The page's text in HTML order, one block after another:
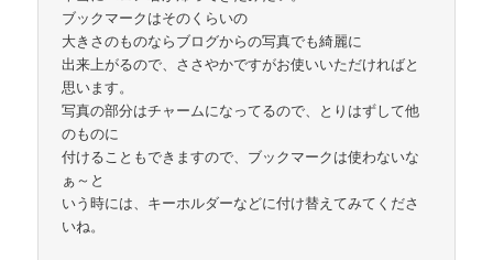
ブックマークはそのくらいの
大きさのものならブログからの写真でも綺麗に
出来上がるので、ささやかですがお使いいただければと
思います。
写真の部分はチャームになってるので、とりはずして他
のものに
付けることもできますので、ブックマークは使わないな
ぁ～と
いう時には、キーホルダーなどに付け替えてみてくださ
いね。